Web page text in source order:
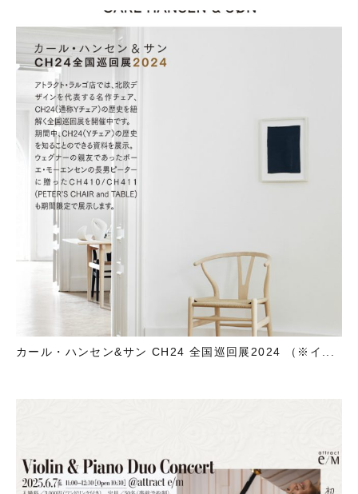
カール・ハンセン&サン CH24 全国巡回展2024 （※イ...